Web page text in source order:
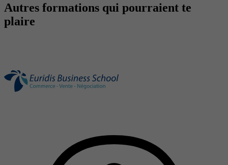
Autres formations qui pourraient te
plaire